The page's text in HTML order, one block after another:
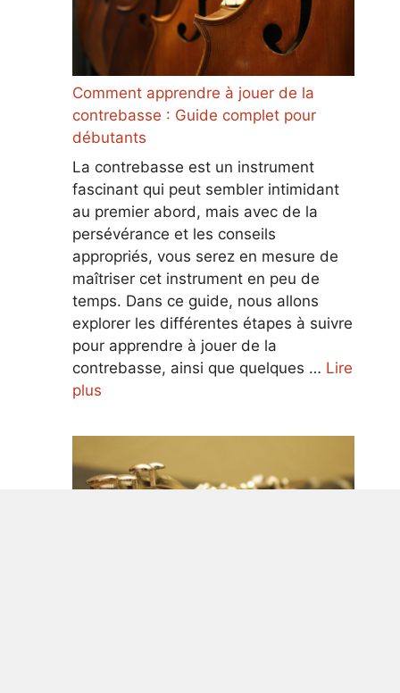
Comment apprendre à jouer de la
contrebasse : Guide complet pour
débutants
La contrebasse est un instrument
fascinant qui peut sembler intimidant
au premier abord, mais avec de la
persévérance et les conseils
appropriés, vous serez en mesure de
maîtriser cet instrument en peu de
temps. Dans ce guide, nous allons
explorer les différentes étapes à suivre
pour apprendre à jouer de la
contrebasse, ainsi que quelques … Lire
plus